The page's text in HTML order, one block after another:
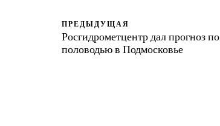
ПРЕДЫДУЩАЯ
Росгидрометцентр дал прогноз по
половодью в Подмосковье